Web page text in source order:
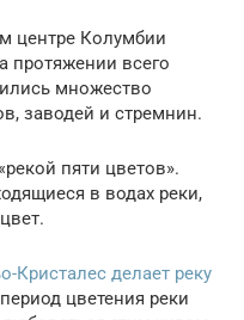
центре Колумбии
протяжении всего
множество
заводей и стремнин.
пяти цветов».
в водах реки,
Кристалес делает реку
цветения реки